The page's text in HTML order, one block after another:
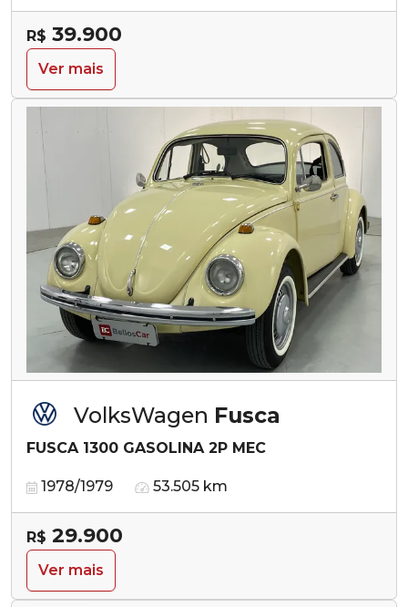
R$ 39.900
Ver mais
VolksWagen Fusca
FUSCA 1300 GASOLINA 2P MEC
1978/1979 53.505 km
R$ 29.900
Ver mais